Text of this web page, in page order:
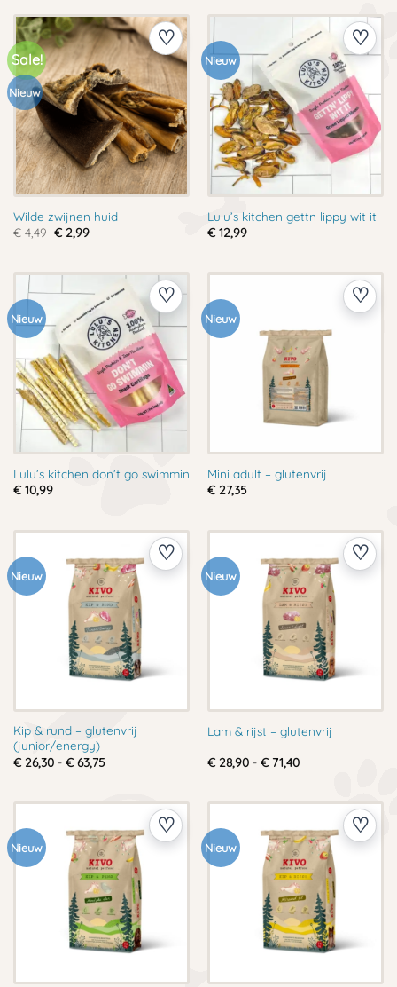
Sale!
Nieuw
Wilde zwijnen huid
€4,49 Oorspronkelijke
prijs
€2,99Huidige
Nieuw
Lulu’s kitchen gettn lippy wit it
€12,99
Nieuw
Lulu’s kitchen don’t go swimmin
€10,99
Nieuw
Mini adult – glutenvrij
€27,35
Nieuw
Kip & rund – glutenvrij
(junior/energy)
€26,30 - €63,75Prijsklasse:
Nieuw
Lam & rijst – glutenvrij
€28,90 - €71,40Prijsklasse:
Nieuw Nieuw